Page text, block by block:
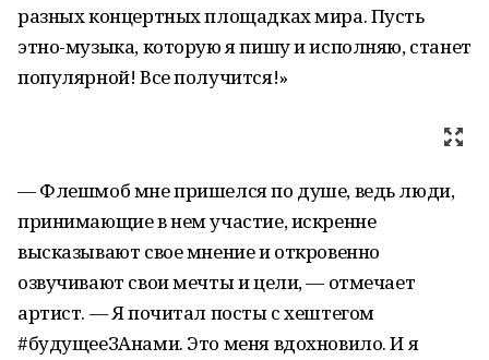
разных концертных площадках мира. Пусть
этно-музыка, которую я пишу и исполняю, станет
популярной! Все получится!»
— Флешмоб мне пришелся по душе, ведь люди,
принимающие в нем участие, искренне
высказывают свое мнение и откровенно
озвучивают свои мечты и цели, — отмечает
артист. — Я почитал посты с хештегом
#будущееЗАнами. Это меня вдохновило. И я